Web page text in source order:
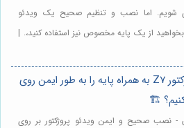
شویم. اما نصب و تنظیم صحیح یک ویدئو
از یک پایه مخصوص نیز استفاده کنید،. |
⭐️ چگونه ویدئو پروژکتور Z7 به همراه پایه را به طور ایمن روی
🏗️
- نصب صحیح و ایمن ویدئو پروژکتور بر روی